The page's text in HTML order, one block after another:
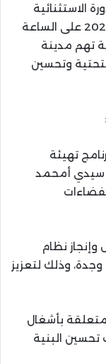
الاستثنائية
التي عقدت مساء يوم الأربعاء 30 أبريل 2025 على الساعة
تهم مدينة
وتحسين
تهيئة
سيدي أمحمد
وإنجاز نظام
وجدة، وذلك لتعزيز
شراكة متعلقة بأشغال
البنية